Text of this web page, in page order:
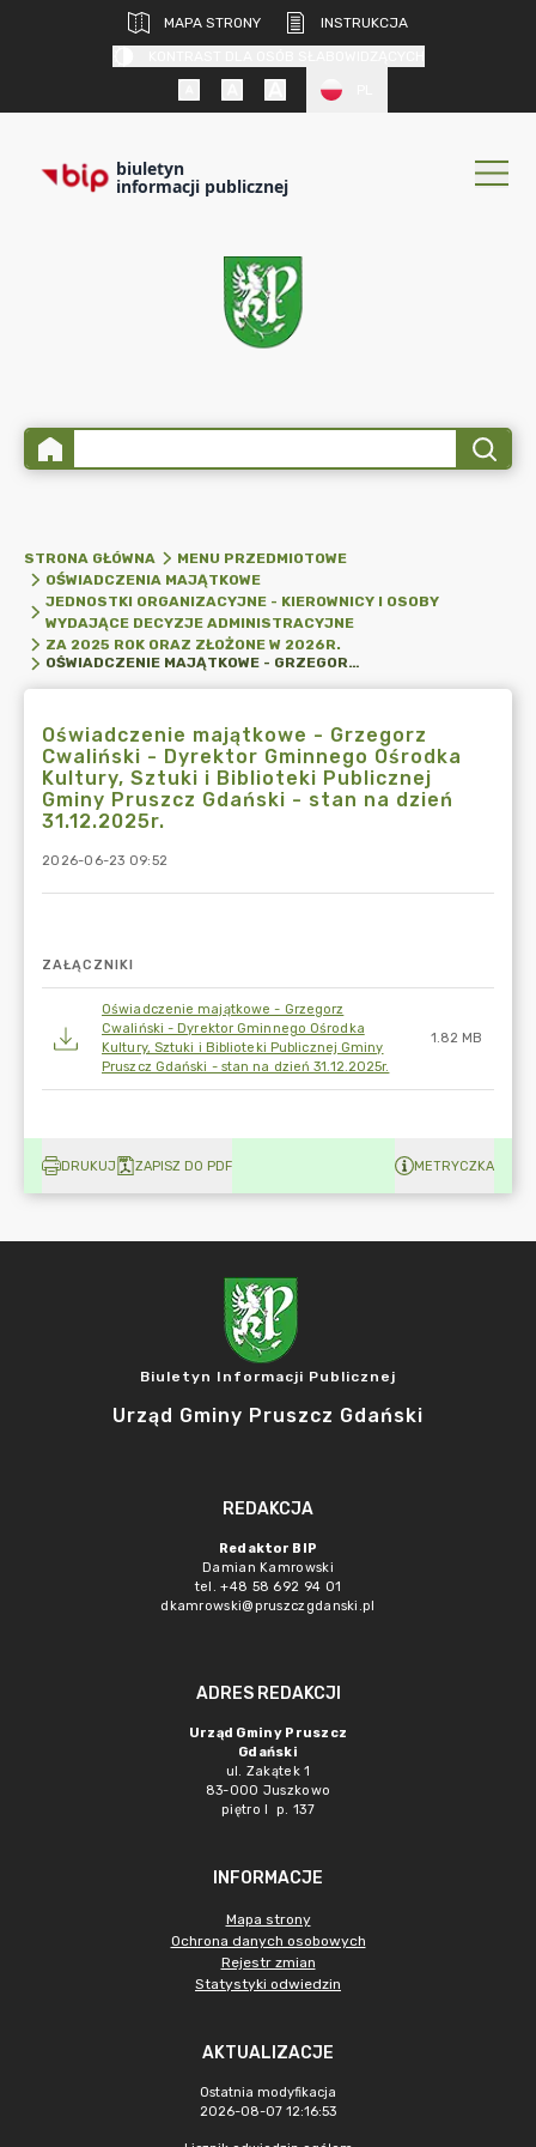
MAPA STRONY
INSTRUKCJA
biuletyn
informacji publicznej
STRONA GŁÓWNA
MENU PRZEDMIOTOWE
OŚWIADCZENIA MAJĄTKOWE
JEDNOSTKI ORGANIZACYJNE - KIEROWNICY I OSOBY
WYDAJĄCE DECYZJE ADMINISTRACYJNE
ZA 2025 ROK ORAZ ZŁOŻONE W 2026R.
OŚWIADCZENIE MAJĄTKOWE - GRZEGORZ CWALIŃSKI - DYREKTOR GMINNEGO OŚRODKA KULTURY, SZTUKI I BIBLIOTEKI PUBLICZNEJ GMINY PRUSZCZ GDAŃSKI - STAN NA DZIEŃ 31.12.2025R.
Oświadczenie majątkowe - Grzegorz
Cwaliński - Dyrektor Gminnego Ośrodka
Kultury, Sztuki i Biblioteki Publicznej
Gminy Pruszcz Gdański - stan na dzień
31.12.2025r.
2026-06-23 09:52
ZAŁĄCZNIKI
Oświadczenie majątkowe - Grzegorz
Cwaliński - Dyrektor Gminnego Ośrodka
Kultury, Sztuki i Biblioteki Publicznej Gminy
Pruszcz Gdański - stan na dzień 31.12.2025r.
1.82 MB
DRUKUJ ZAPISZ DO PDF METRYCZKA
Biuletyn Informacji Publicznej
Urząd Gminy Pruszcz Gdański
REDAKCJA
Redaktor BIP
Damian Kamrowski
tel. +48 58 692 94 01
dkamrowski@pruszczgdanski.pl
ADRES REDAKCJI
Urząd Gminy Pruszcz
Gdański
ul. Zakątek 1
83-000 Juszkowo
piętro I p. 137
INFORMACJE
Mapa strony
Ochrona danych osobowych
Rejestr zmian
Statystyki odwiedzin
AKTUALIZACJE
Ostatnia modyfikacja
2026-08-07 12:16:53